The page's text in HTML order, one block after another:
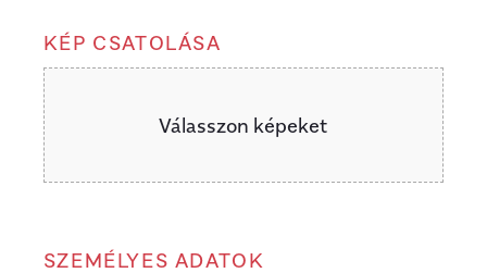
KÉP CSATOLÁSA
Válasszon képeket
SZEMÉLYES ADATOK